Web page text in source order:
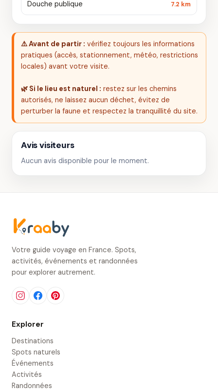
Douche publique 7.2 km
⚠️ Avant de partir : vérifiez toujours les informations
pratiques (accès, stationnement, météo, restrictions
locales) avant votre visite.
🌿 Si le lieu est naturel : restez sur les chemins
autorisés, ne laissez aucun déchet, évitez de
perturber la faune et respectez la tranquillité du site.
Avis visiteurs
Aucun avis disponible pour le moment.
Votre guide voyage en France. Spots,
activités, événements et randonnées
pour explorer autrement.
Explorer
Destinations
Spots naturels
Événements
Activités
Randonnées